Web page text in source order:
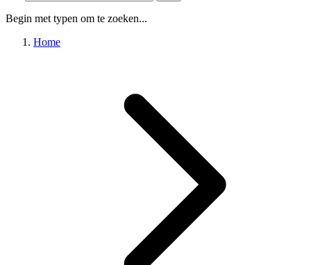
Begin met typen om te zoeken...
Home